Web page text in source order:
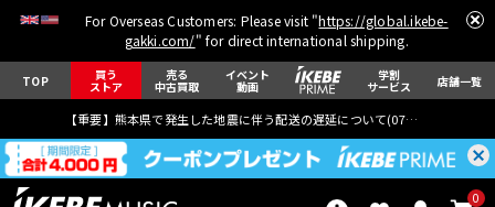
For Overseas Customers: Please visit "https://global.ikebe-
gakki.com/" for direct international shipping.
TOP 買う
ストア
売る
中古買取
イベント
動画
学割
サービス 店舗一覧
【重要】熊本県で発生した地震に伴う配送の遅延について(07月29日
0